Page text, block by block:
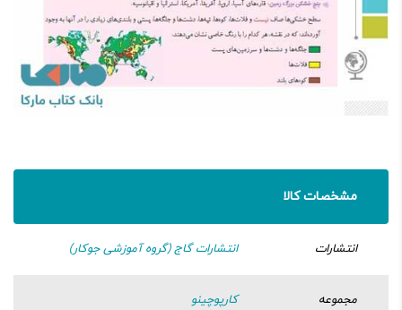
مشخصات کالا
انتشارات انتشارات گاج (گروه آموزشی جوکار)
مجموعه کارپوچینو